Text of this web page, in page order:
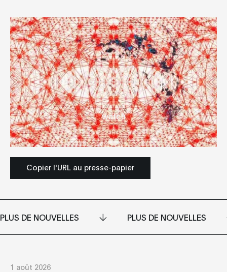
watch
Copier l'URL au presse-papier
PLUS DE NOUVELLES PLUS DE NOUVELLES
1 août 2026